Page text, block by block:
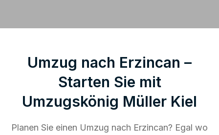
Umzug nach Erzincan –
Starten Sie mit
Umzugskönig Müller Kiel
Planen Sie einen Umzug nach Erzincan? Egal wo